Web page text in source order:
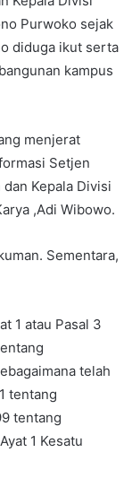
Purwoko sejak
diduga ikut serta
kampus
menjerat
Setjen
Kepala Divisi
,Adi Wibowo.
Sementara,
1 atau Pasal 3
telah
tentang
tentang
1 Kesatu